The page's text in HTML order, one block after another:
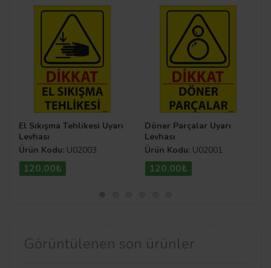
El Sıkışma Tehlikesi Uyarı
Levhası
Ürün Kodu: U02003
120,00₺
Döner Parçalar Uyarı
Levhası
Ürün Kodu: U02001
120,00₺
Görüntülenen son ürünler